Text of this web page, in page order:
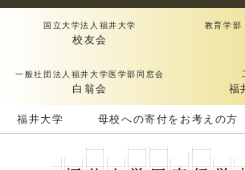
国立大学法人福井大学
校友会
教育学部
一般社団法人福井大学医学部同窓会
白翁会 福
福井大学 母校への寄付をお考えの方